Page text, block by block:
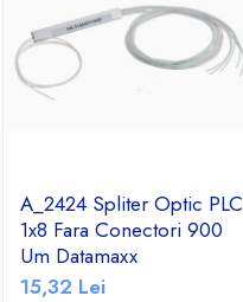
A_2424 Spliter Optic PLC
1x8 Fara Conectori 900
Um Datamaxx
15,32 Lei